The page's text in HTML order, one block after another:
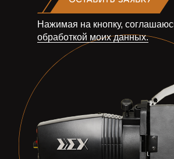
Нажимая на кнопку,
обработкой моих данных.